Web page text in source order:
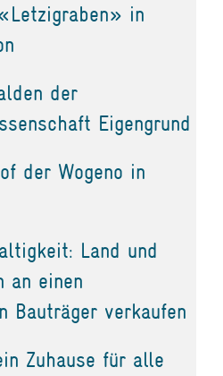
in
der
Eigengrund
der Wogeno in
Land und
an einen
Bauträger verkaufen
Zuhause für alle